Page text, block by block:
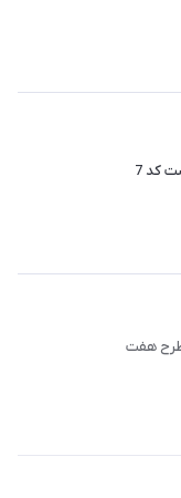
کد 7
طرح هفت